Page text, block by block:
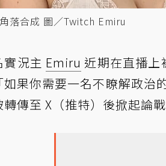
落合成 圖／Twitch Emiru
實況主 Emiru 近期在直播上
如果你需要一名不瞭解政治
轉傳至 X（推特）後掀起論戰